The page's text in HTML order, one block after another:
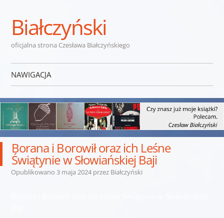
Białczyński
oficjalna strona Czesława Białczyńskiego
NAWIGACJA
Borana i Borowił oraz ich Leśne
Świątynie w Słowiańskiej Baji
Opublikowano 3 maja 2024przez Białczyński